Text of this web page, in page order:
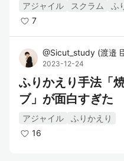
アジャイル スクラム ふ
7
@Sicut_study (渡邉 臣
2023-12-24
ふりかえり手法「
ブ」が面白すぎた
アジャイル
ふりかえり
16